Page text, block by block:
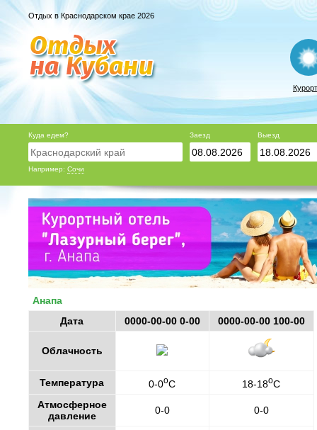
Отдых в Краснодарском крае 2026
Куда едем?
Например: Сочи
Заезд Выезд
Анапа
Дата
0000-00-00 0-00 0000-00-00 100-00
Облачность
Температура 0-0oC 18-18oC
Атмосферное
давление
0-0 0-0